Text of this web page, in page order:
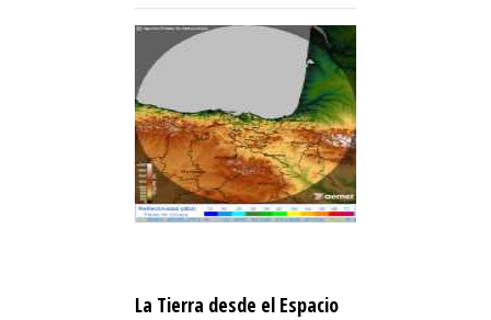
La Tierra desde el Espacio